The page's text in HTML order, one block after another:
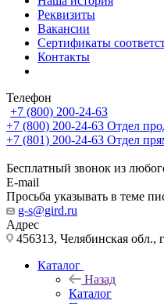
Реквизиты
Вакансии
Сертификаты
Контакты
Телефон
+7 (800) 200-24-63
+7 (800) 200-24-63 Отдел
+7 (801) 200-24-63 Отдел
Бесплатный звонок из
E-mail
Просьба указывать в теме
g-s@gird.ru
Адрес
456313, Челябинская обл.,
Каталог
Назад
Каталог